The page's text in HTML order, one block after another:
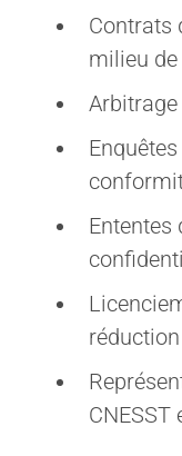
Contrats
milieu
Ententes